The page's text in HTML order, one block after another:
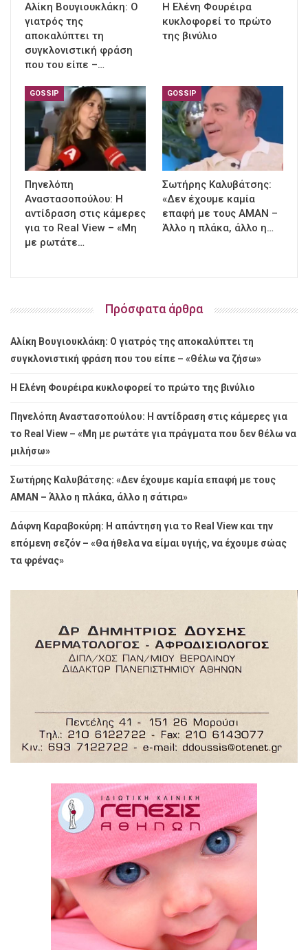
Αλίκη Βουγιουκλάκη: Ο
γιατρός της
αποκαλύπτει τη
συγκλονιστική φράση
που του είπε –…
Η Ελένη Φουρέιρα
κυκλοφορεί το πρώτο
της βινύλιο
GOSSIP
Πηνελόπη
Αναστασοπούλου: Η
αντίδραση στις κάμερες
για το Real View – «Μη
με ρωτάτε…
GOSSIP
Σωτήρης Καλυβάτσης:
«Δεν έχουμε καμία
επαφή με τους ΑΜΑΝ –
Άλλο η πλάκα, άλλο η…
Πρόσφατα άρθρα
Αλίκη Βουγιουκλάκη: Ο γιατρός της αποκαλύπτει τη
συγκλονιστική φράση που του είπε – «Θέλω να ζήσω»
Η Ελένη Φουρέιρα κυκλοφορεί το πρώτο της βινύλιο
Πηνελόπη Αναστασοπούλου: Η αντίδραση στις κάμερες για
το Real View – «Μη με ρωτάτε για πράγματα που δεν θέλω να
μιλήσω»
Σωτήρης Καλυβάτσης: «Δεν έχουμε καμία επαφή με τους
ΑΜΑΝ – Άλλο η πλάκα, άλλο η σάτιρα»
Δάφνη Καραβοκύρη: Η απάντηση για το Real View και την
επόμενη σεζόν – «Θα ήθελα να είμαι υγιής, να έχουμε σώας
τα φρένας»